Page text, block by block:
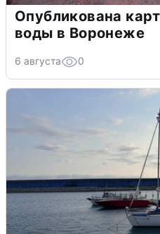
Опубликована
воды в Воронеже
6 августа 0